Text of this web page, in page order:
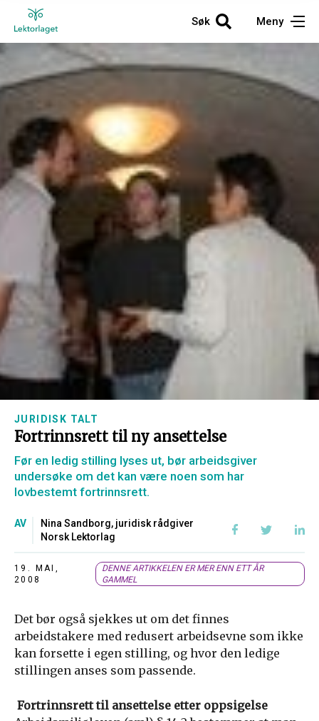
Søk Meny
JURIDISK TALT
Fortrinnsrett til ny ansettelse
Før en ledig stilling lyses ut, bør arbeidsgiver
undersøke om det kan være noen som har
lovbestemt fortrinnsrett.
AV
Nina Sandborg, juridisk rådgiver
Norsk Lektorlag
19. MAI,
2008
DENNE ARTIKKELEN ER MER ENN ETT ÅR
GAMMEL
Det bør også sjekkes ut om det finnes
arbeidstakere med redusert arbeidsevne som ikke
kan forsette i egen stilling, og hvor den ledige
stillingen anses som passende.
Fortrinnsrett til ansettelse etter oppsigelse